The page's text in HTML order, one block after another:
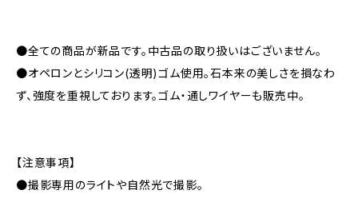
●全ての商品が新品です。中古品の取り扱いはございません。
●オペロンとシリコン(透明)ゴム使用。石本来の美しさを損なわ
ず、強度を重視しております。ゴム・通しワイヤーも販売中。
【注意事項】
●撮影専用のライトや自然光で撮影。